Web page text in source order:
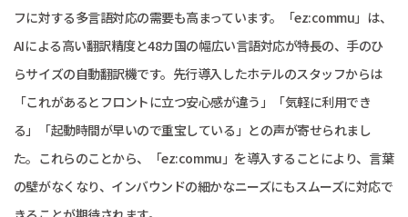
フに対する多言語対応の需要も高まっています。「ez:commu」は、
AIによる高い翻訳精度と48カ国の幅広い言語対応が特長の、手のひ
らサイズの自動翻訳機です。先行導入したホテルのスタッフからは
「これがあるとフロントに立つ安心感が違う」「気軽に利用でき
る」「起動時間が早いので重宝している」との声が寄せられまし
た。これらのことから、「ez:commu」を導入することにより、言葉
の壁がなくなり、インバウンドの細かなニーズにもスムーズに対応で